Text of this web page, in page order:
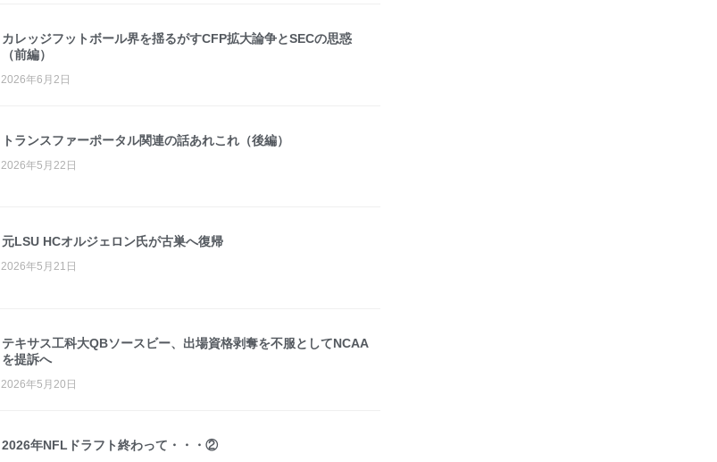
カレッジフットボール界を揺るがすCFP拡大論争とSECの思惑
（前編）
2026年6月2日
トランスファーポータル関連の話あれこれ（後編）
2026年5月22日
元LSU HCオルジェロン氏が古巣へ復帰
2026年5月21日
テキサス工科大QBソースビー、出場資格剥奪を不服としてNCAA
を提訴へ
2026年5月20日
2026年NFLドラフト終わって・・・②